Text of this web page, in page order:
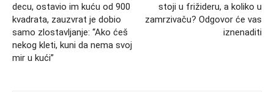
decu, ostavio im kuću od 900
kvadrata, zauzvrat je dobio
samo zlostavljanje: “Ako ćeš
nekog kleti, kuni da nema svoj
mir u kući”
stoji u frižideru, a koliko u
zamrzivaču? Odgovor će vas
iznenaditi